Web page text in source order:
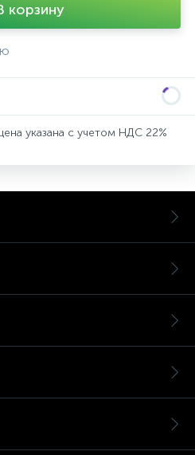
корзину
указана с учетом НДС 22%